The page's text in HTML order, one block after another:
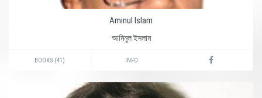
Aminul Islam
আমিনুল ইসলাম
BOOKS (41) INFO